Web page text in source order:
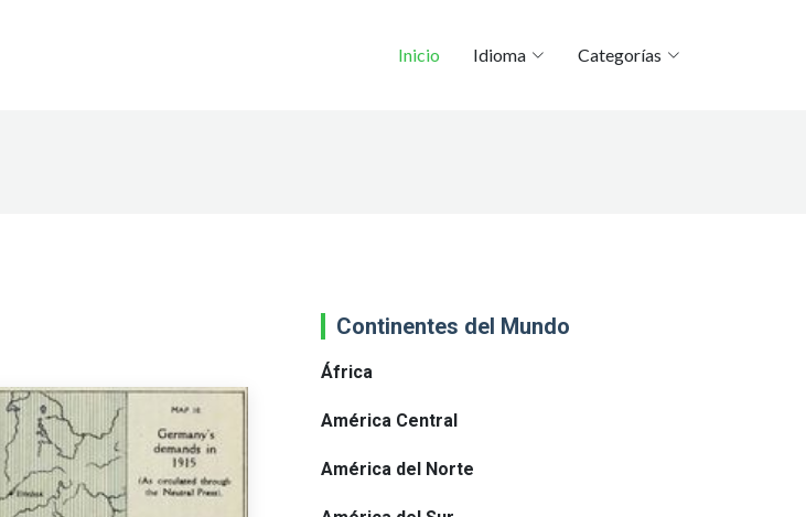
Inicio Idioma Categorías
Continentes del Mundo
África
América Central
América del Norte